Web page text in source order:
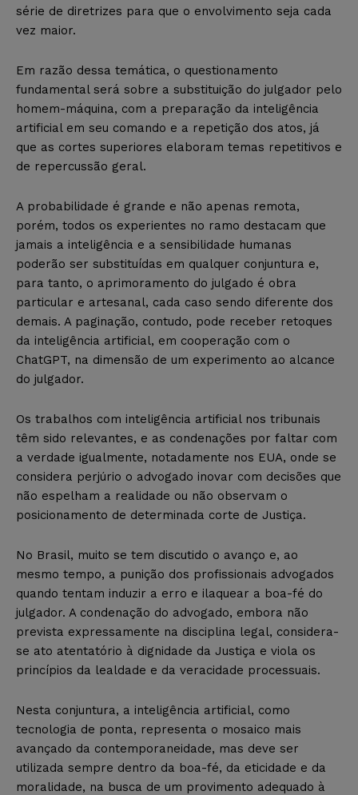
série de diretrizes para que o envolvimento seja cada
vez maior.
Em razão dessa temática, o questionamento
fundamental será sobre a substituição do julgador pelo
homem-máquina, com a preparação da inteligência
artificial em seu comando e a repetição dos atos, já
que as cortes superiores elaboram temas repetitivos e
de repercussão geral.
A probabilidade é grande e não apenas remota,
porém, todos os experientes no ramo destacam que
jamais a inteligência e a sensibilidade humanas
poderão ser substituídas em qualquer conjuntura e,
para tanto, o aprimoramento do julgado é obra
particular e artesanal, cada caso sendo diferente dos
demais. A paginação, contudo, pode receber retoques
da inteligência artificial, em cooperação com o
ChatGPT, na dimensão de um experimento ao alcance
do julgador.
Os trabalhos com inteligência artificial nos tribunais
têm sido relevantes, e as condenações por faltar com
a verdade igualmente, notadamente nos EUA, onde se
considera perjúrio o advogado inovar com decisões que
não espelham a realidade ou não observam o
posicionamento de determinada corte de Justiça.
No Brasil, muito se tem discutido o avanço e, ao
mesmo tempo, a punição dos profissionais advogados
quando tentam induzir a erro e ilaquear a boa-fé do
julgador. A condenação do advogado, embora não
prevista expressamente na disciplina legal, considera-
se ato atentatório à dignidade da Justiça e viola os
princípios da lealdade e da veracidade processuais.
Nesta conjuntura, a inteligência artificial, como
tecnologia de ponta, representa o mosaico mais
avançado da contemporaneidade, mas deve ser
utilizada sempre dentro da boa-fé, da eticidade e da
moralidade, na busca de um provimento adequado à